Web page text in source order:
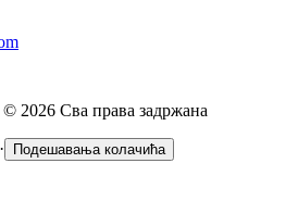
© 2026 Сва права задржана
· Подешавања колачића